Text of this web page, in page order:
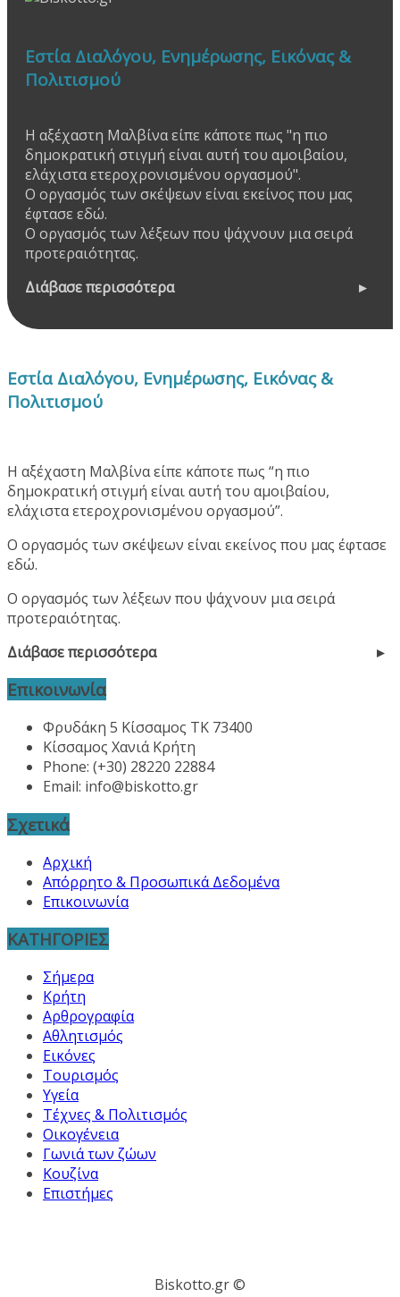
Εστία Διαλόγου, Ενημέρωσης, Εικόνας &
Πολιτισμού
Η αξέχαστη Μαλβίνα είπε κάποτε πως "η πιο
δημοκρατική στιγμή είναι αυτή του αμοιβαίου,
ελάχιστα ετεροχρονισμένου οργασμού".
Ο οργασμός των σκέψεων είναι εκείνος που μας
έφτασε εδώ.
Ο οργασμός των λέξεων που ψάχνουν μια σειρά
προτεραιότητας.
Διάβασε περισσότερα
Εστία Διαλόγου, Ενημέρωσης, Εικόνας &
Πολιτισμού
Η αξέχαστη Μαλβίνα είπε κάποτε πως “η πιο
δημοκρατική στιγμή είναι αυτή του αμοιβαίου,
ελάχιστα ετεροχρονισμένου οργασμού”.
Ο οργασμός των σκέψεων είναι εκείνος που μας έφτασε
εδώ.
Ο οργασμός των λέξεων που ψάχνουν μια σειρά
προτεραιότητας.
Διάβασε περισσότερα
Επικοινωνία
Φρυδάκη 5 Κίσσαμος ΤΚ 73400
Κίσσαμος Χανιά Κρήτη
Phone: (+30) 28220 22884
Email: info@biskotto.gr
Σχετικά
Αρχική
Απόρρητο & Προσωπικά Δεδομένα
Επικοινωνία
ΚΑΤΗΓΟΡΙΕΣ
Σήμερα
Κρήτη
Αρθρογραφία
Αθλητισμός
Εικόνες
Τουρισμός
Υγεία
Τέχνες & Πολιτισμός
Οικογένεια
Γωνιά των ζώων
Κουζίνα
Επιστήμες
Biskotto.gr ©